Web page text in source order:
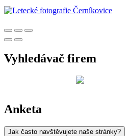
Vyhledávač firem
Anketa
Jak často navštěvujete naše stránky?